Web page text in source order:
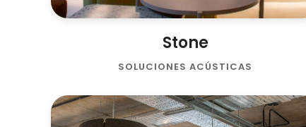
Stone
SOLUCIONES ACÚSTICAS